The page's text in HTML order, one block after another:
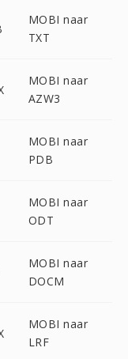
MOBI naar
TXT
MOBI naar
AZW3
MOBI naar
PDB
MOBI naar
ODT
MOBI naar
DOCM
MOBI naar
LRF